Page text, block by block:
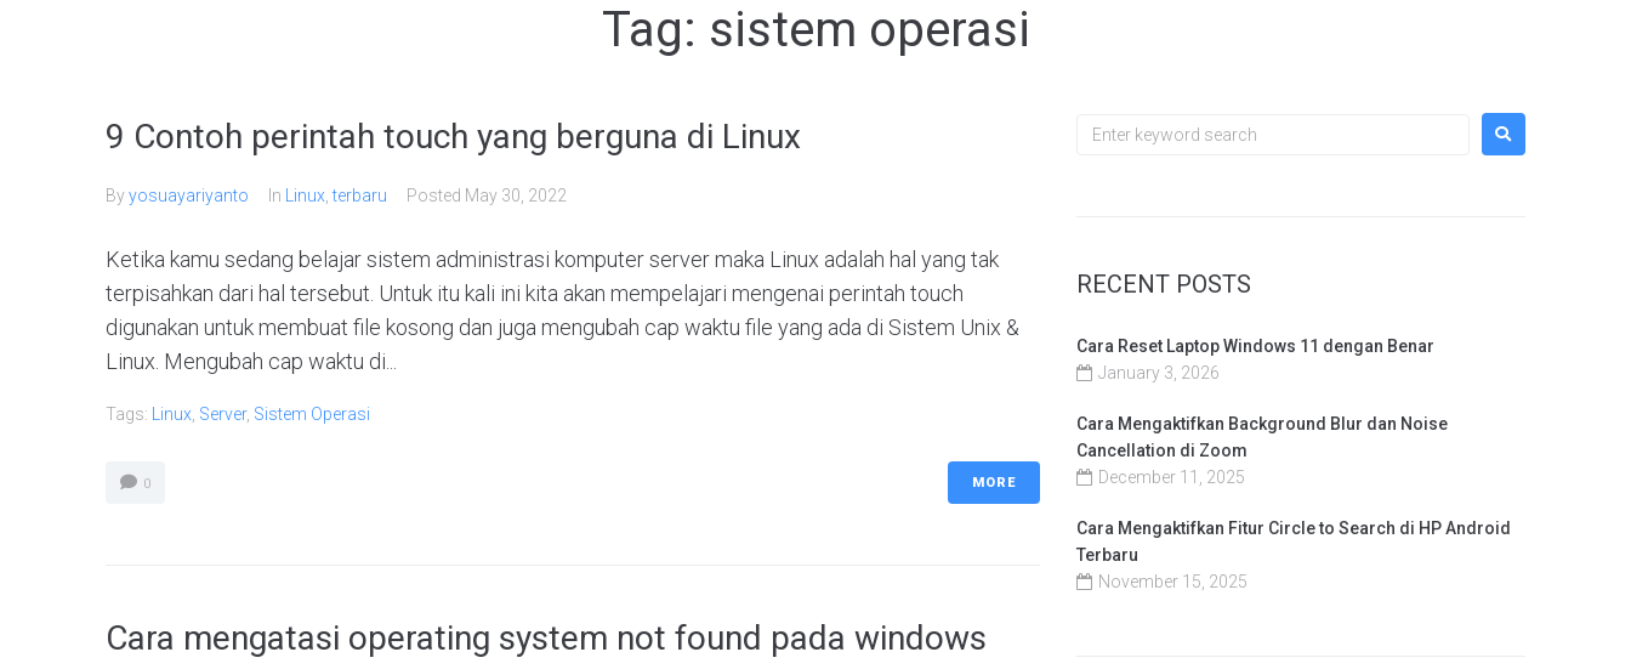
Tag: sistem operasi
9 Contoh perintah touch yang berguna di Linux
Byyosuayariyanto In Linux ,terbaru Posted May 30, 2022
Ketika kamu sedang belajar sistem administrasi komputer server maka Linux adalah hal yang tak
terpisahkan dari hal tersebut. Untuk itu kali ini kita akan mempelajari mengenai perintah touch
digunakan untuk membuat file kosong dan juga mengubah cap waktu file yang ada di Sistem Unix &
Linux. Mengubah cap waktu di...
Tags: Linux Server, Sistem Operasi
0 MORE
Cara mengatasi operating system not found pada windows
RECENT POSTS
Cara Reset Laptop Windows 11 dengan Benar
January 3, 2026
Cara Mengaktifkan Background Blur dan Noise
Cancellation di Zoom
December 11, 2025
Cara Mengaktifkan Fitur Circle to Search di HP Android
Terbaru
November 15, 2025